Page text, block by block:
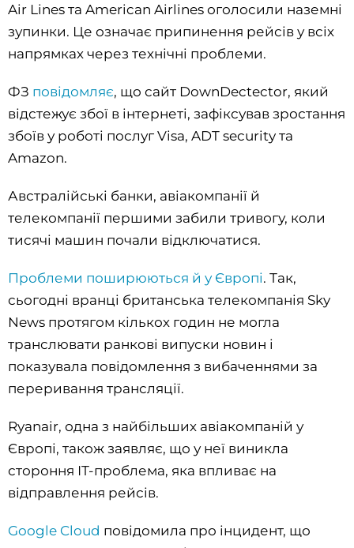
Air Lines та American Airlines оголосили наземні
зупинки. Це означає припинення рейсів у всіх
напрямках через технічні проблеми.
ФЗ повідомляє, що сайт DownDectector, який
відстежує збої в інтернеті, зафіксував зростання
збоїв у роботі послуг Visa, ADT security та
Amazon.
Австралійські банки, авіакомпанії й
телекомпанії першими забили тривогу, коли
тисячі машин почали відключатися.
Проблеми поширюються й у Європі. Так,
сьогодні вранці британська телекомпанія Sky
News протягом кількох годин не могла
транслювати ранкові випуски новин і
показувала повідомлення з вибаченнями за
переривання трансляції.
Ryanair, одна з найбільших авіакомпаній у
Європі, також заявляє, що у неї виникла
стороння ІТ-проблема, яка впливає на
відправлення рейсів.
Google Cloud повідомила про інцидент, що